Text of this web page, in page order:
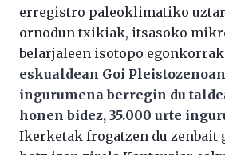
erregistro paleoklimatiko
ornodun txikiak, itsasoko
belarjaleen isotopo
eskualdean Goi
ingurumena berregin du
honen bidez, 35.000 urte
Ikerketak frogatzen du zenbait